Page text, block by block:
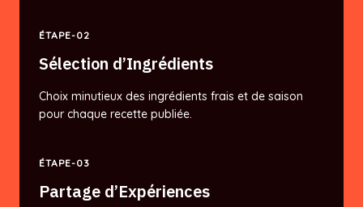
ÉTAPE-02
Sélection d’Ingrédients
Choix minutieux des ingrédients frais et de saison
pour chaque recette publiée.
ÉTAPE-03
Partage d’Expériences